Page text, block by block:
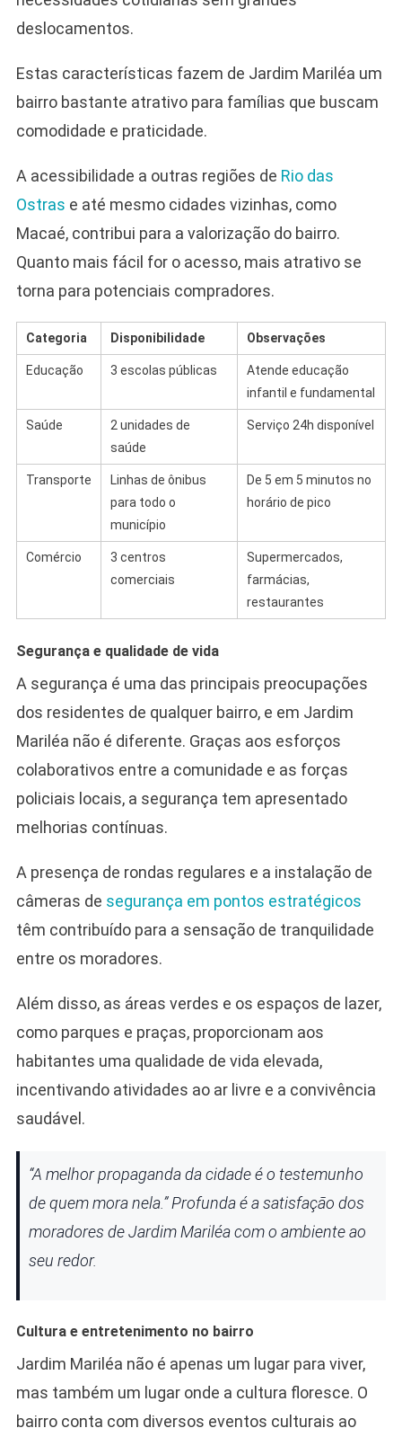
deslocamentos.
Estas características fazem de Jardim Mariléa um
bairro bastante atrativo para famílias que buscam
comodidade e praticidade.
A acessibilidade a outras regiões de Rio das
Ostras e até mesmo cidades vizinhas, como
Macaé, contribui para a valorização do bairro.
Quanto mais fácil for o acesso, mais atrativo se
torna para potenciais compradores.
Categoria Disponibilidade Observações
Educação 3 escolas públicas
Atende educação
infantil e fundamental
Saúde
2 unidades de
saúde
Serviço 24h disponível
Transporte
Linhas de ônibus
para todo o
município
De 5 em 5 minutos no
horário de pico
Comércio
3 centros
comerciais
Supermercados,
farmácias,
restaurantes
Segurança e qualidade de vida
A segurança é uma das principais preocupações
dos residentes de qualquer bairro, e em Jardim
Mariléa não é diferente. Graças aos esforços
colaborativos entre a comunidade e as forças
policiais locais, a segurança tem apresentado
melhorias contínuas.
A presença de rondas regulares e a instalação de
câmeras de segurança em pontos estratégicos
têm contribuído para a sensação de tranquilidade
entre os moradores.
Além disso, as áreas verdes e os espaços de lazer,
como parques e praças, proporcionam aos
habitantes uma qualidade de vida elevada,
incentivando atividades ao ar livre e a convivência
saudável.
“A melhor propaganda da cidade é o testemunho
de quem mora nela.” Profunda é a satisfação dos
moradores de Jardim Mariléa com o ambiente ao
seu redor.
Cultura e entretenimento no bairro
Jardim Mariléa não é apenas um lugar para viver,
mas também um lugar onde a cultura floresce. O
bairro conta com diversos eventos culturais ao